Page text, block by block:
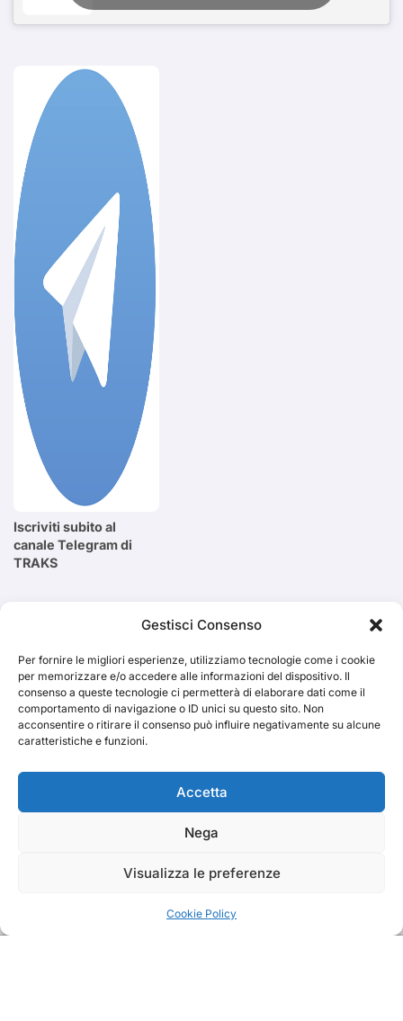
Gestisci Consenso
Per fornire le migliori esperienze, utilizziamo tecnologie come i cookie
per memorizzare e/o accedere alle informazioni del dispositivo. Il
consenso a queste tecnologie ci permetterà di elaborare dati come il
comportamento di navigazione o ID unici su questo sito. Non
acconsentire o ritirare il consenso può influire negativamente su alcune
caratteristiche e funzioni.
Accetta
Nega
Visualizza le preferenze
Cookie Policy
Iscriviti subito al
canale Telegram di
TRAKS
Cerca
TRAKS
Dal 2014 musica indipendente ed emergente